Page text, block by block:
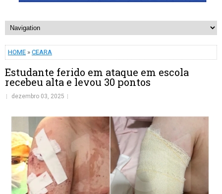
HOME » CEARA
Estudante ferido em ataque em escola
recebeu alta e levou 30 pontos
dezembro 03, 2025